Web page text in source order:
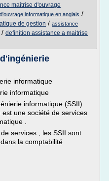
maitrise d'ouvrage
informatique en anglais /
de gestion / assistance
/ definition assistance a maitrise
informatique
informatique
informatique (SSII)
une société de services
.
services , les SSII sont
la comptabilité